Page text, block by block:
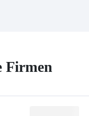
Firmen